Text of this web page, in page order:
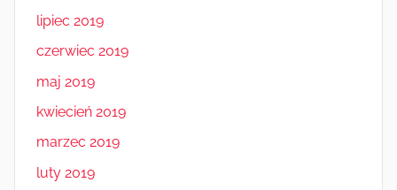
lipiec 2019
czerwiec 2019
maj 2019
kwiecień 2019
marzec 2019
luty 2019